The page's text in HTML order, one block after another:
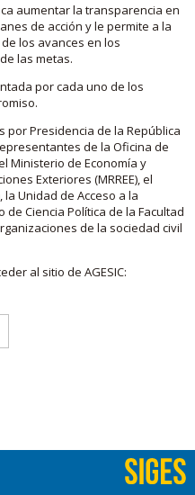
aumentar la transparencia en
de acción y le permite a la
los avances en los
las metas.
por cada uno de los
por Presidencia de la República
de la Oficina de
Ministerio de Economía y
Exteriores (MRREE), el
la Unidad de Acceso a la
de Ciencia Política de la Facultad
de la sociedad civil
al sitio de AGESIC: